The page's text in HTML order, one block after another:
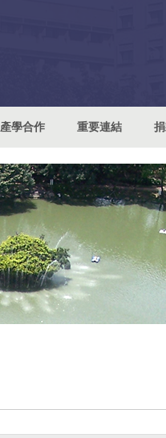
產學合作 重要連結